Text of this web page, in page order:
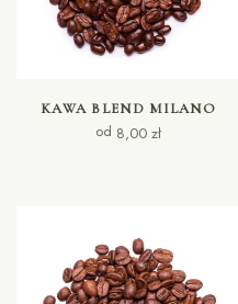
WYBIERZ OPCJE
KAWA BLEND MILANO
od 8,00 zł